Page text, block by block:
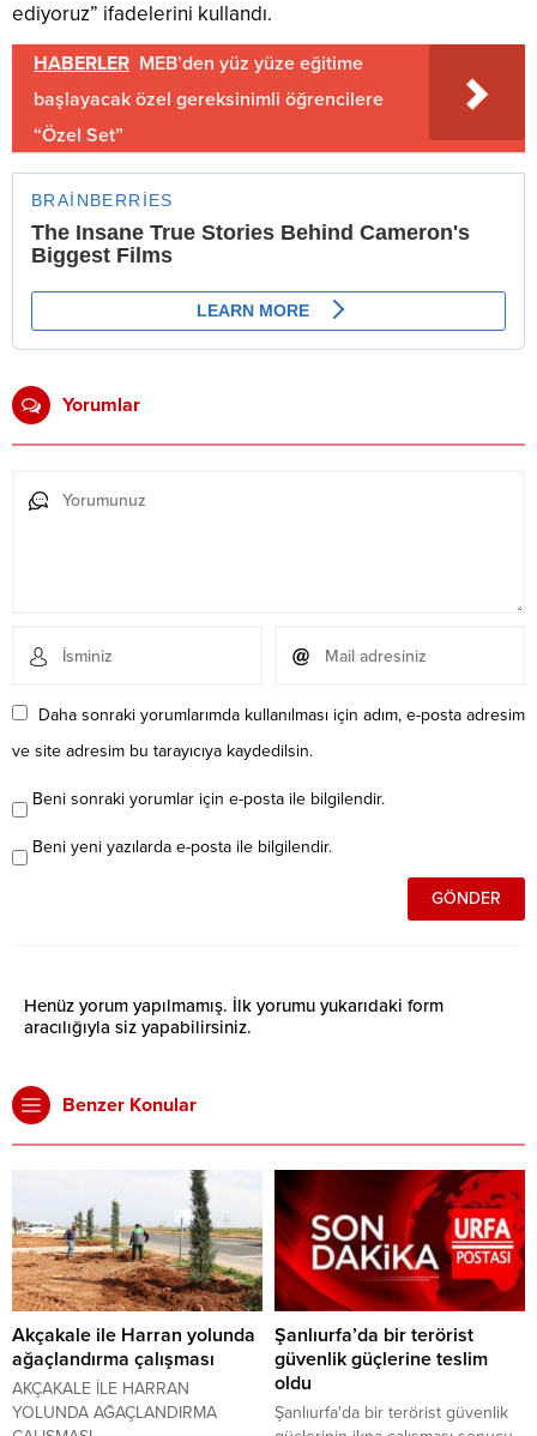
ediyoruz” ifadelerini kullandı.
HABERLER MEB’den yüz yüze eğitime
başlayacak özel gereksinimli öğrencilere
“Özel Set”
Yorumlar
Daha sonraki yorumlarımda kullanılması için adım, e-posta adresim
ve site adresim bu tarayıcıya kaydedilsin.
Beni sonraki yorumlar için e-posta ile bilgilendir.
Beni yeni yazılarda e-posta ile bilgilendir.
Henüz yorum yapılmamış. İlk yorumu yukarıdaki form
aracılığıyla siz yapabilirsiniz.
Benzer Konular
Akçakale ile Harran yolunda
ağaçlandırma çalışması
AKÇAKALE İLE HARRAN
YOLUNDA AĞAÇLANDIRMA
Şanlıurfa’da bir terörist
güvenlik güçlerine teslim
oldu
Şanlıurfa'da bir terörist güvenlik